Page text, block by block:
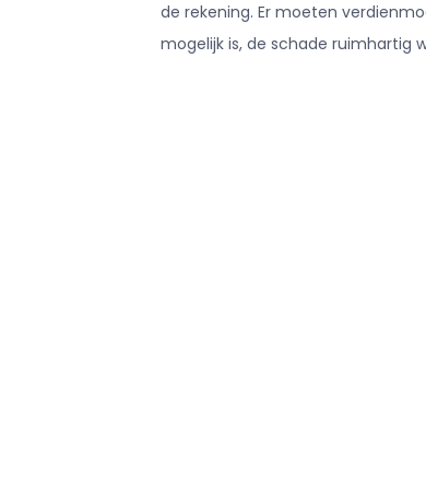
de rekening. Er moeten
mogelijk is, de schade ruimhartig